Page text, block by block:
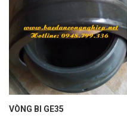
VÒNG BI GE35